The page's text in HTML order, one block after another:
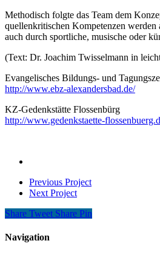
Methodisch folgte das Team dem
quellenkritischen Kompetenzen
auch durch sportliche, musische oder
(Text: Dr. Joachim Twisselmann in
Evangelisches Bildungs- und
http://www.ebz-alexandersbad.de/
KZ-Gedenkstätte Flossenbürg
http://www.gedenkstaette-
Previous Project
Next Project
Share Tweet Share Pin
Navigation